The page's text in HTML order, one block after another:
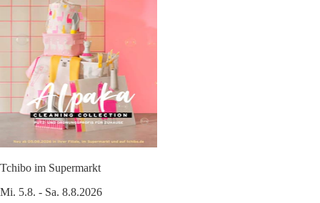
Tchibo im Supermarkt
Mi. 5.8. - Sa. 8.8.2026